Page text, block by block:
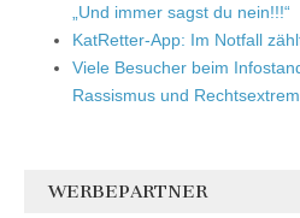
„Und immer sagst du nein!!!“
KatRetter-App: Im Notfall
Viele Besucher beim
Rassismus und
WERBEPARTNER